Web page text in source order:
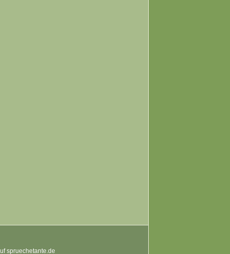
spruechetante.de